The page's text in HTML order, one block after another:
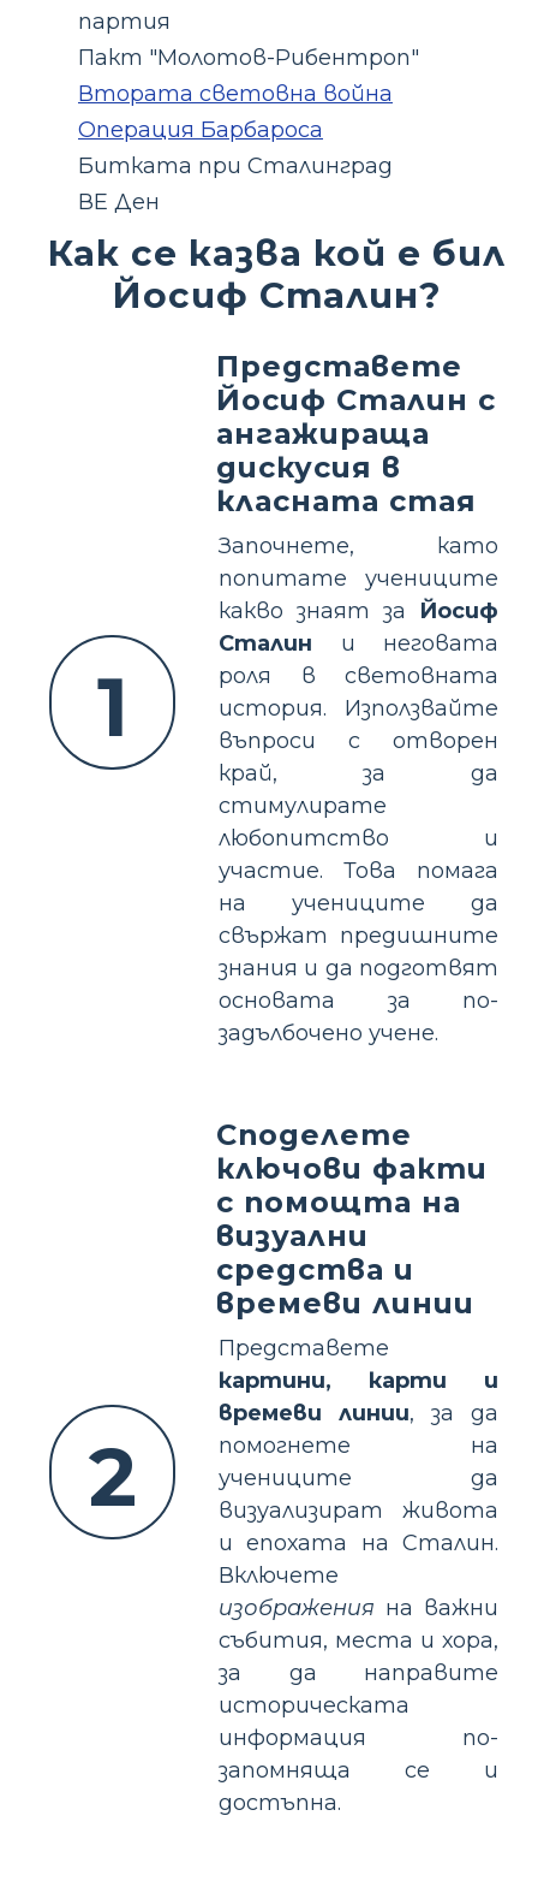
партия
Пакт "Молотов-Рибентроп"
Втората световна война
Операция Барбароса
Битката при Сталинград
ВЕ Ден
Как се казва кой е бил
Йосиф Сталин?
1
Представете
Йосиф Сталин с
ангажираща
дискусия в
класната стая
Започнете, като
попитате учениците
какво знаят за Йосиф
Сталин и неговата
роля в световната
история. Използвайте
въпроси с отворен
край, за да
стимулирате
любопитство и
участие. Това помага
на учениците да
свържат предишните
знания и да подготвят
основата за по-
задълбочено учене.
2
Споделете
ключови факти
с помощта на
визуални
средства и
времеви линии
Представете
картини, карти и
времеви линии, за да
помогнете на
учениците да
визуализират живота
и епохата на Сталин.
Включете
изображения на важни
събития, места и хора,
за да направите
историческата
информация по-
запомняща се и
достъпна.